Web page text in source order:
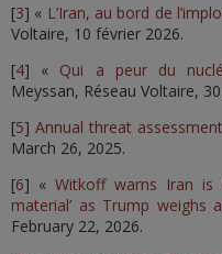
[3] « L’Iran, au bord de
Voltaire, 10 février 2026.
[4] « Qui a peur du
Meyssan, Réseau Voltaire,
[5]Annual threat
March 26, 2025.
[6] « Witkoff warns Iran is
material’ as Trump weighs
February 22, 2026.